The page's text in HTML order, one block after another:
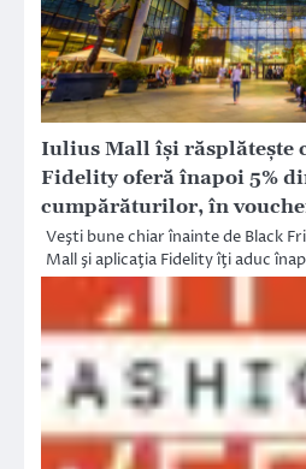
Iulius Mall își
Fidelity oferă înapoi 5%
cumpărăturilor, în
Veşti bune chiar înainte de Black
Mall şi aplicaţia Fidelity îţi aduc